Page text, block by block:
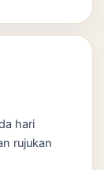
hari
rujukan